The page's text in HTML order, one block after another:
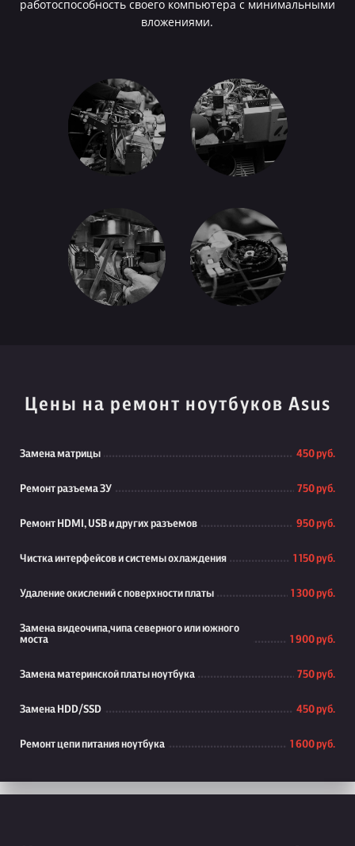
работоспособность своего компьютера с минимальными
вложениями.
Цены на ремонт ноутбуков Asus
Замена матрицы 450 руб.
Ремонт разъема ЗУ 750 руб.
Ремонт HDMI, USB и других разъемов 950 руб.
Чистка интерфейсов и системы охлаждения 1 150 руб.
Удаление окислений с поверхности платы 1 300 руб.
Замена видеочипа,чипа северного или южного
моста
1 900 руб.
Замена материнской платы ноутбука 750 руб.
Замена HDD/SSD 450 руб.
Ремонт цепи питания ноутбука 1 600 руб.